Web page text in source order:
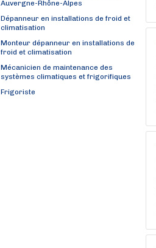
Auvergne-Rhône-Alpes
Dépanneur en installations de froid et
climatisation
Monteur dépanneur en installations de
froid et climatisation
Mécanicien de maintenance des
systèmes climatiques et frigorifiques
Frigoriste